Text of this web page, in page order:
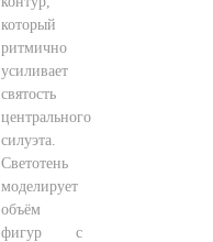
который
ритмично
усиливает
святость
центрального
силуэта.
Светотень
моделирует
объём
фигур с